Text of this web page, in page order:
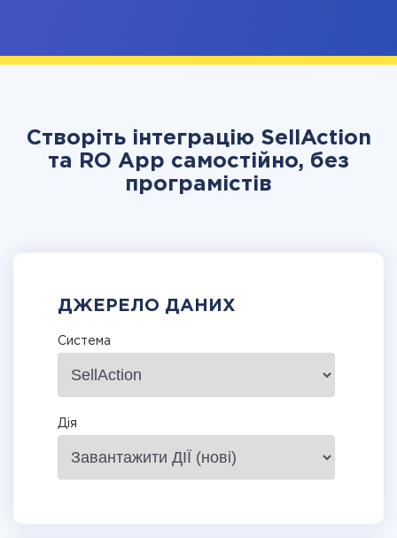
Створіть інтеграцію SellAction
та RO App самостійно, без
програмістів
ДЖЕРЕЛО ДАНИХ
Система
Дія